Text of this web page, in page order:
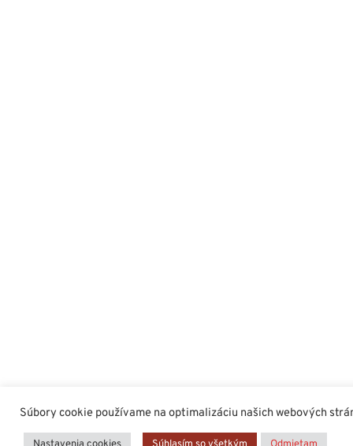
Súbory cookie používame na optimalizáciu našich webových